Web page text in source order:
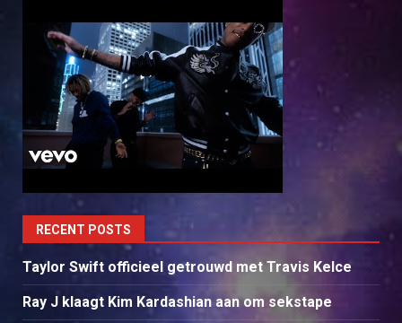
RECENT POSTS
Taylor Swift officieel getrouwd met Travis Kelce
Ray J klaagt Kim Kardashian aan om sekstape